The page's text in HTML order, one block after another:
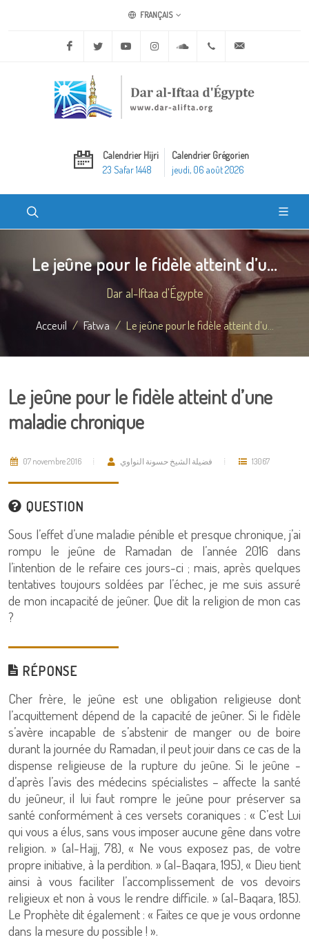
FRANÇAIS
Facebook Twitter Youtube Instagram Soundcloud+20 2 25970400
Calendrier Hijri
23 Safar 1448
Calendrier Grégorien
jeudi, 06 août 2026
Le jeûne pour le fidèle atteint d’u...
Dar al-Iftaa d'Égypte
Acceuil Fatwa Le jeûne pour le fidèle atteint d’u...
Le jeûne pour le fidèle atteint d’une
maladie chronique
07 novembre 2016 فضيلة الشيخ حسونة النواوي 13067
QUESTION
Sous l’effet d’une maladie pénible et presque chronique, j’ai
rompu le jeûne de Ramadan de l’année 2016 dans
l’intention de le refaire ces jours-ci ; mais, après quelques
tentatives toujours soldées par l’échec, je me suis assuré
de mon incapacité de jeûner. Que dit la religion de mon cas
?
RÉPONSE
Cher frère, le jeûne est une obligation religieuse dont
l’acquittement dépend de la capacité de jeûner. Si le fidèle
s’avère incapable de s’abstenir de manger ou de boire
durant la journée du Ramadan, il peut jouir dans ce cas de la
dispense religieuse de la rupture du jeûne. Si le jeûne -
d’après l’avis des médecins spécialistes – affecte la santé
du jeûneur, il lui faut rompre le jeûne pour préserver sa
santé conformément à ces versets coraniques : « C’est Lui
qui vous a élus, sans vous imposer aucune gêne dans votre
religion. » (al-Hajj, 78), « Ne vous exposez pas, de votre
propre initiative, à la perdition. » (al-Baqara, 195), « Dieu tient
ainsi à vous faciliter l’accomplissement de vos devoirs
religieux et non à vous le rendre difficile. » (al-Baqara, 185).
Le Prophète dit également : « Faites ce que je vous ordonne
dans la mesure du possible ! ».